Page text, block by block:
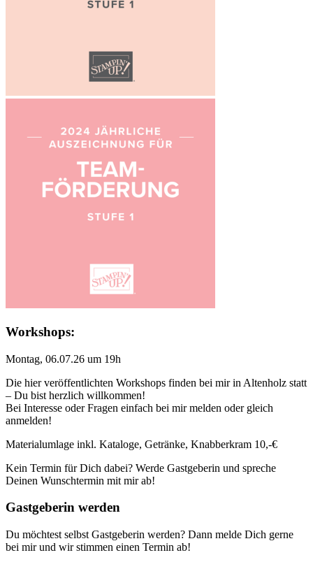
Workshops:
Montag, 06.07.26 um 19h
Die hier veröffentlichten Workshops finden bei mir in Altenholz statt
– Du bist herzlich willkommen!
Bei Interesse oder Fragen einfach bei mir melden oder gleich
anmelden!
Materialumlage inkl. Kataloge, Getränke, Knabberkram 10,-€
Kein Termin für Dich dabei? Werde Gastgeberin und spreche
Deinen Wunschtermin mit mir ab!
Gastgeberin werden
Du möchtest selbst Gastgeberin werden? Dann melde Dich gerne
bei mir und wir stimmen einen Termin ab!